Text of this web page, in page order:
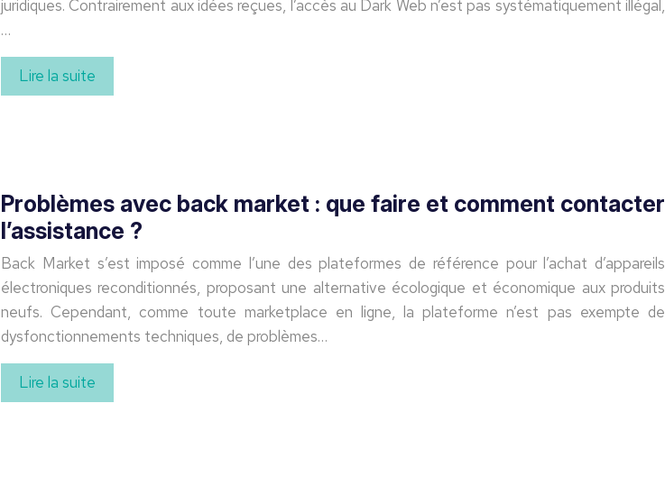
juridiques. Contrairement aux idées reçues, l’accès au Dark Web n’est pas systématiquement illégal,
…
Lire la suite
Problèmes avec back market : que faire et comment contacter
l’assistance ?
Back Market s’est imposé comme l’une des plateformes de référence pour l’achat d’appareils
électroniques reconditionnés, proposant une alternative écologique et économique aux produits
neufs. Cependant, comme toute marketplace en ligne, la plateforme n’est pas exempte de
dysfonctionnements techniques, de problèmes…
Lire la suite